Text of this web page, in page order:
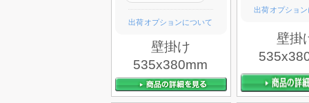
出荷オプションについて
壁掛け
535x380mm
出荷オプショ
壁掛